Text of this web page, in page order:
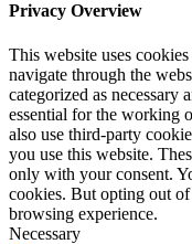
Privacy Overview
This website uses
navigate through the
categorized as necessary
essential for the working
also use third-party
you use this website.
only with your consent.
cookies. But opting out
browsing experience.
Necessary